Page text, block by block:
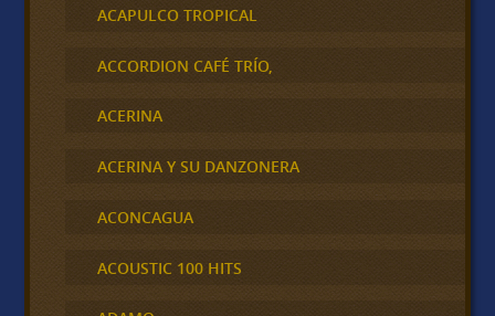
ACAPULCO TROPICAL
ACCORDION CAFÉ TRÍO,
ACERINA
ACERINA Y SU DANZONERA
ACONCAGUA
ACOUSTIC 100 HITS